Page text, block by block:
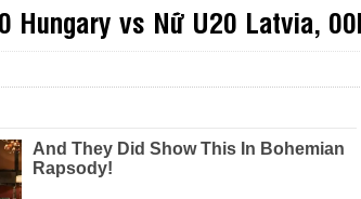
Hungary vs Nữ U20 Latvia,